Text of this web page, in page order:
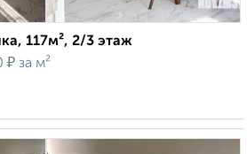
117м², 2/3 этаж
₽ за м²